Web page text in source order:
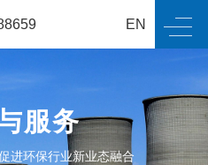
EN
服务
进环保行业新业态融合